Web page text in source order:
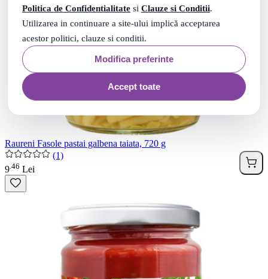
Politica de Confidentialitate si Clauze si Conditii.
Utilizarea in continuare a site-ului implică acceptarea
acestor politici, clauze si conditii.
Modifica preferinte
Accept toate
Raureni Fasole pastai galbena taiata, 720 g
(1)
9 46 Lei